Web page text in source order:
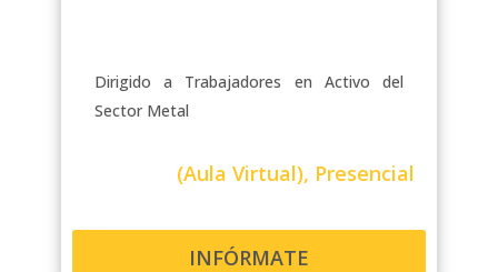
Dirigido a Trabajadores en Activo del
Sector Metal
(Aula Virtual), Presencial
INFÓRMATE